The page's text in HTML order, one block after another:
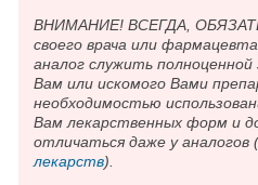
ВНИМАНИЕ! ВСЕГДА,
своего врача или
аналог служить полноценной
Вам или искомого Вами
необходимостью
Вам лекарственных форм и
отличаться даже у аналогов (
лекарств).